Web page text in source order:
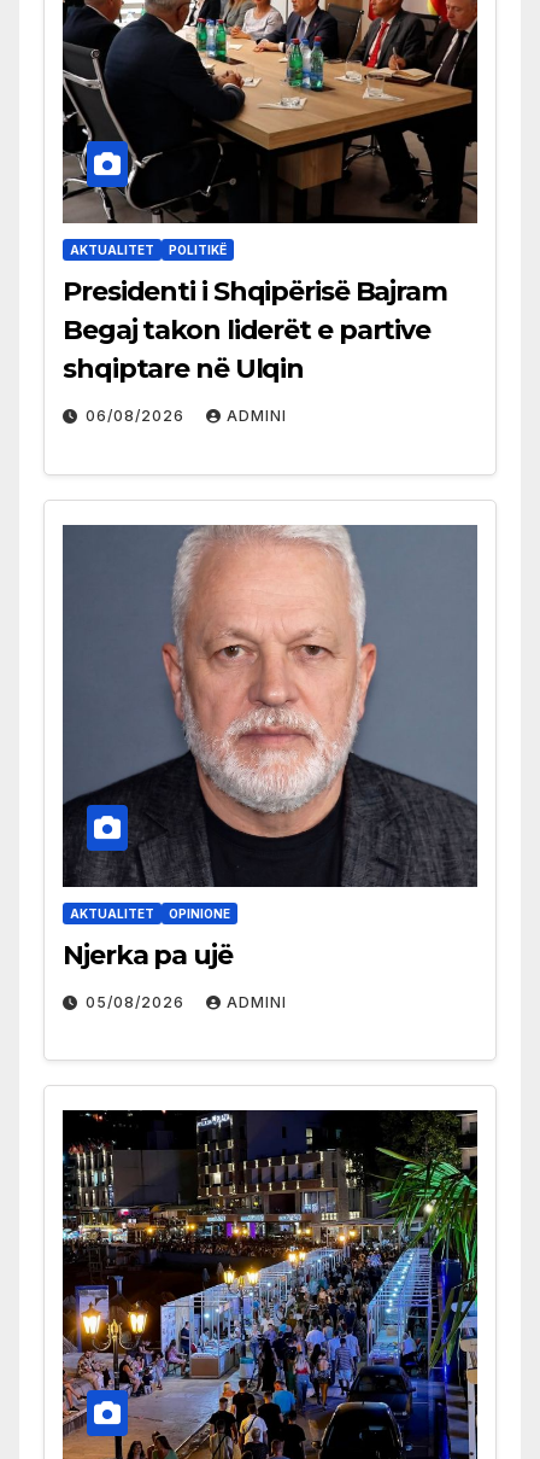
AKTUALITET POLITIKË
Presidenti i Shqipërisë Bajram
Begaj takon liderët e partive
shqiptare në Ulqin
06/08/2026 ADMINI
AKTUALITET OPINIONE
Njerka pa ujë
05/08/2026 ADMINI